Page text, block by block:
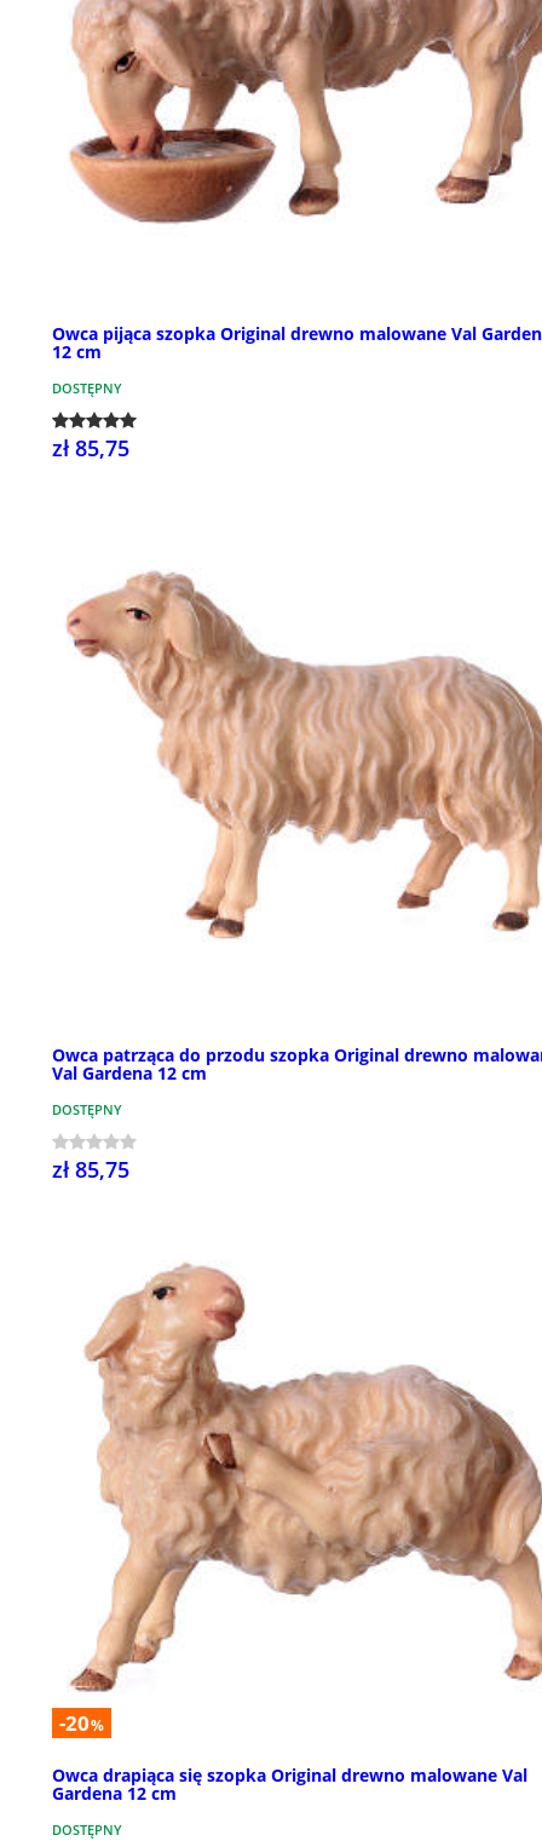
Owca pijąca szopka Original drewno malowane Val
12 cm
DOSTĘPNY
zł 85,75
Owca patrząca do przodu szopka Original drewno
Val Gardena 12 cm
DOSTĘPNY
zł 85,75
-20%
Owca drapiąca się szopka Original drewno malowane Val
Gardena 12 cm
DOSTĘPNY